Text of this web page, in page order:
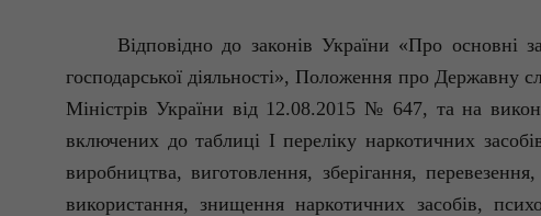
Відповідно до законів України «Про основні
господарської діяльності», Положення про Державну
Міністрів України від 12.08.2015 № 647, та на
включених до таблиці I переліку наркотичних
виробництва, виготовлення, зберігання,
використання, знищення наркотичних засобів,